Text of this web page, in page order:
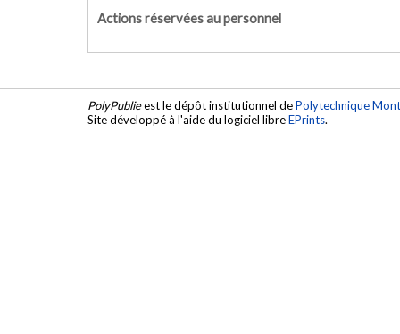
Actions réservées au personnel
PolyPublieest le dépôt institutionnel dePolytechnique
Site développé à l'aide du logiciel libreEPrints.